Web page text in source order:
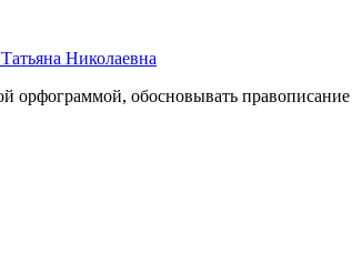
Николаевна
орфограммой, обосновывать правописание